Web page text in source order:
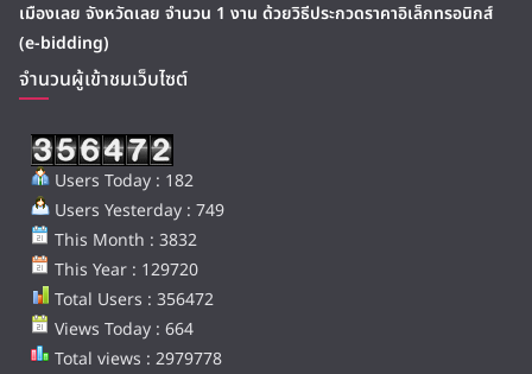
เมืองเลย จังหวัดเลย จำนวน 1 งาน ด้วยวิธีประกวดราคาอิเล็กทรอนิกส์
(e-bidding)
จำนวนผู้เข้าชมเว็บไซต์
Users Today : 182
Users Yesterday : 749
This Month : 3832
This Year : 129720
Total Users : 356472
Views Today : 664
Total views : 2979778